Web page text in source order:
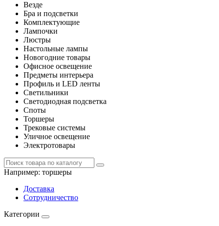
Везде
Бра и подсветки
Комплектующие
Лампочки
Люстры
Настольные лампы
Новогодние товары
Офисное освещение
Предметы интерьера
Профиль и LED ленты
Светильники
Светодиодная подсветка
Споты
Торшеры
Трековые системы
Уличное освещение
Электротовары
Например: торшеры
Доставка
Сотрудничество
Категории